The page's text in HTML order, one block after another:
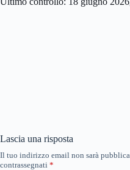
Lascia una risposta
Il tuo indirizzo email non sarà
contrassegnati *